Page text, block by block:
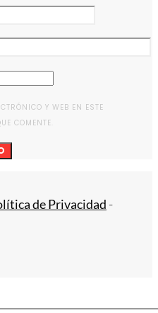
Y WEB EN ESTE
COMENTE.
de Privacidad -